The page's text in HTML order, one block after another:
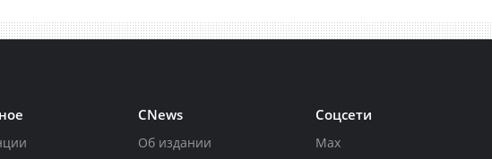
CNews
Об издании
Соцсети
Max